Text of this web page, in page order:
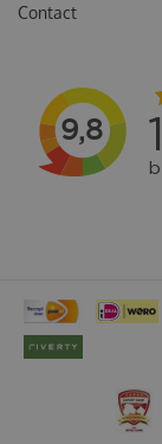
Contact